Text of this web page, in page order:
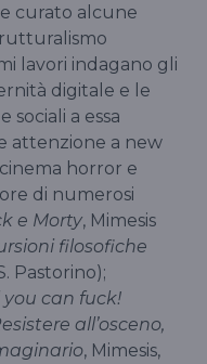
curato alcune
lavori indagano gli
digitale e le
a essa
attenzione a new
horror e
di numerosi
e Morty, Mimesis
filosofiche
Pastorino);
you can fuck!
all’osceno,
, Mimesis,